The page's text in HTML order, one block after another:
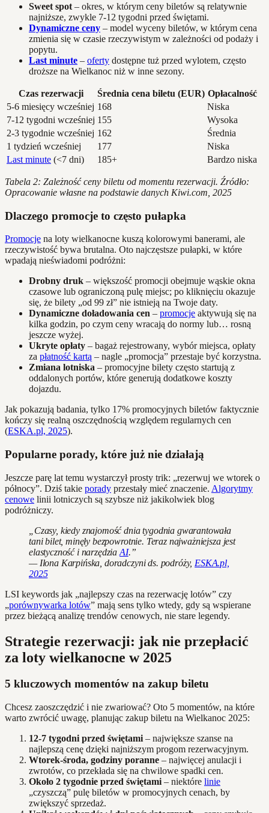
Sweet spot – okres, w którym ceny biletów są relatywnie
najniższe, zwykle 7-12 tygodni przed świętami.
Dynamiczne ceny – model wyceny biletów, w którym cena
zmienia się w czasie rzeczywistym w zależności od podaży i
popytu.
Last minute – oferty dostępne tuż przed wylotem, często
droższe na Wielkanoc niż w inne sezony.
Czas rezerwacji Średnia cena biletu (EUR) Opłacalność
5-6 miesięcy wcześniej 168
Niska
7-12 tygodni wcześniej 155
Wysoka
2-3 tygodnie wcześniej 162
Średnia
1 tydzień wcześniej
177
Niska
Last minute (<7 dni) 185+ Bardzo niska
Tabela 2: Zależność ceny biletu od momentu rezerwacji. Źródło:
Opracowanie własne na podstawie danych Kiwi.com, 2025
Dlaczego promocje to często pułapka
Promocje na loty wielkanocne kuszą kolorowymi banerami, ale
rzeczywistość bywa brutalna. Oto najczęstsze pułapki, w które
wpadają nieświadomi podróżni:
Drobny druk – większość promocji obejmuje wąskie okna
czasowe lub ograniczoną pulę miejsc; po kliknięciu okazuje
się, że bilety „od 99 zł” nie istnieją na Twoje daty.
Dynamiczne doładowania cen – promocje aktywują się na
kilka godzin, po czym ceny wracają do normy lub… rosną
jeszcze wyżej.
Ukryte opłaty – bagaż rejestrowany, wybór miejsca, opłaty
za płatność kartą – nagle „promocja” przestaje być korzystna.
Zmiana lotniska – promocyjne bilety często startują z
oddalonych portów, które generują dodatkowe koszty
dojazdu.
Jak pokazują badania, tylko 17% promocyjnych biletów faktycznie
kończy się realną oszczędnością względem regularnych cen
(ESKA.pl, 2025).
Popularne porady, które już nie działają
Jeszcze parę lat temu wystarczył prosty trik: „rezerwuj we wtorek o
północy”. Dziś takie porady przestały mieć znaczenie. Algorytmy
cenowe linii lotniczych są szybsze niż jakikolwiek blog
podróżniczy.
„Czasy, kiedy znajomość dnia tygodnia gwarantowała
tani bilet, minęły bezpowrotnie. Teraz najważniejsza jest
elastyczność i narzędzia AI.”
— Ilona Karpińska, doradczyni ds. podróży, ESKA.pl,
2025
LSI keywords jak „najlepszy czas na rezerwację lotów” czy
„porównywarka lotów” mają sens tylko wtedy, gdy są wspierane
przez bieżącą analizę trendów cenowych, nie stare legendy.
Strategie rezerwacji: jak nie przepłacić
za loty wielkanocne w 2025
5 kluczowych momentów na zakup biletu
Chcesz zaoszczędzić i nie zwariować? Oto 5 momentów, na które
warto zwrócić uwagę, planując zakup biletu na Wielkanoc 2025:
12-7 tygodni przed świętami – największe szanse na
najlepszą cenę dzięki najniższym progom rezerwacyjnym.
Wtorek-środa, godziny poranne – najwięcej anulacji i
zwrotów, co przekłada się na chwilowe spadki cen.
Około 2 tygodnie przed świętami – niektóre linie
„czyszczą” pulę biletów w promocyjnych cenach, by
zwiększyć sprzedaż.